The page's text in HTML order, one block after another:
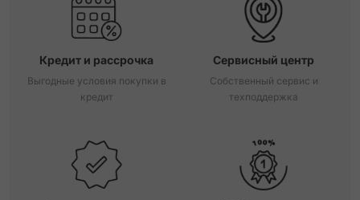
Кредит и рассрочка
Выгодные условия покупки в
кредит
Сервисный центр
Собственный сервис и
техподдержка